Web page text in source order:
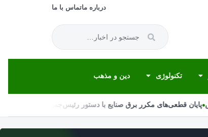
درباره ماتماس با ما
تکنولوژی دین و مذهب
•پایان قطعی‌های مکرر برق صنایع با دستور رئیس‌جمهور